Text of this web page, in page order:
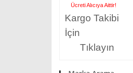
Ücreti Alıcıya Aittir!
Kargo Takibi
İçin
Tıklayın